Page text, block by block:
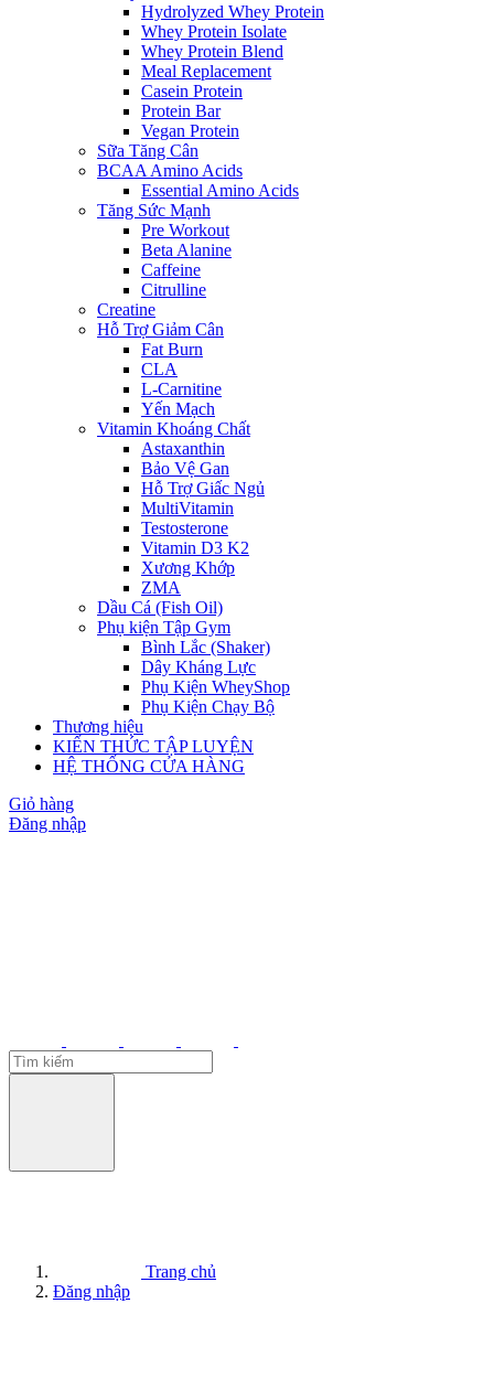
Hydrolyzed Whey Protein
Whey Protein Isolate
Whey Protein Blend
Meal Replacement
Casein Protein
Protein Bar
Vegan Protein
Sữa Tăng Cân
BCAA Amino Acids
Essential Amino Acids
Tăng Sức Mạnh
Pre Workout
Beta Alanine
Caffeine
Citrulline
Creatine
Hỗ Trợ Giảm Cân
Fat Burn
CLA
L-Carnitine
Yến Mạch
Vitamin Khoáng Chất
Astaxanthin
Bảo Vệ Gan
Hỗ Trợ Giấc Ngủ
MultiVitamin
Testosterone
Vitamin D3 K2
Xương Khớp
ZMA
Dầu Cá (Fish Oil)
Phụ kiện Tập Gym
Bình Lắc (Shaker)
Dây Kháng Lực
Phụ Kiện WheyShop
Phụ Kiện Chạy Bộ
Thương hiệu
KIẾN THỨC TẬP LUYỆN
HỆ THỐNG CỬA HÀNG
Giỏ hàng
Đăng nhập
Trang chủ
Đăng nhập